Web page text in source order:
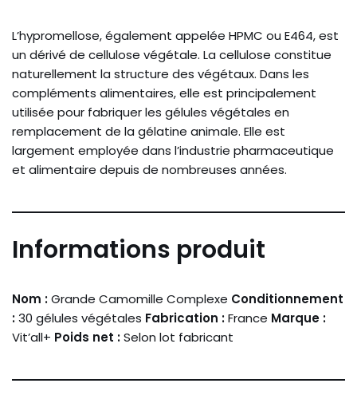
L’hypromellose, également appelée HPMC ou E464, est
un dérivé de cellulose végétale. La cellulose constitue
naturellement la structure des végétaux. Dans les
compléments alimentaires, elle est principalement
utilisée pour fabriquer les gélules végétales en
remplacement de la gélatine animale. Elle est
largement employée dans l’industrie pharmaceutique
et alimentaire depuis de nombreuses années.
Informations produit
Nom :Grande Camomille Complexe Conditionnement
:30 gélules végétales Fabrication :France Marque :
Vit’all+ Poids net :Selon lot fabricant